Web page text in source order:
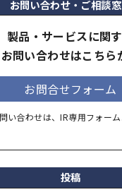
お問い合わせ・ご相談
製品・サービスに関
お問い合わせはこちら
お問合せフォーム
い合わせは、IR専用フォー
投稿